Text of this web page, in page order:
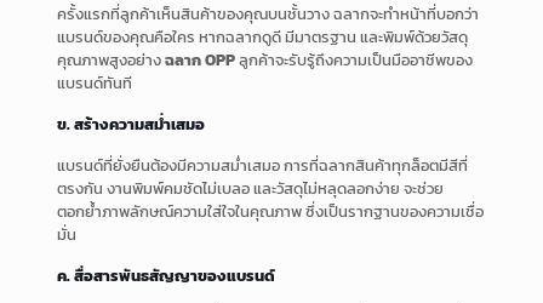
ครั้งแรกที่ลูกค้าเห็นสินค้าของคุณบนชั้นวาง ฉลากจะทำหน้าที่บอกว่า
แบรนด์ของคุณคือใคร หากฉลากดูดี มีมาตรฐาน และพิมพ์ด้วยวัสดุ
คุณภาพสูงอย่างฉลาก OPPลูกค้าจะรับรู้ถึงความเป็นมืออาชีพของ
แบรนด์ทันที
ข. สร้างความสม่ำเสมอ
แบรนด์ที่ยั่งยืนต้องมีความสม่ำเสมอ การที่ฉลากสินค้าทุกล็อตมีสีที่
ตรงกัน งานพิมพ์คมชัดไม่เบลอ และวัสดุไม่หลุดลอกง่าย จะช่วย
ตอกย้ำภาพลักษณ์ความใส่ใจในคุณภาพ ซึ่งเป็นรากฐานของความเชื่อ
มั่น
ค. สื่อสารพันธสัญญาของแบรนด์